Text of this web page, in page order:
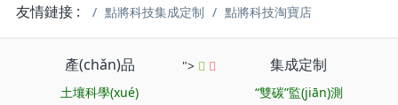
友情鏈接 : 點將科技集成定制 點將科技淘寶店
產(chǎn)品
土壤科學(xué)
集成定制
“雙碳”監(jiān)測
">